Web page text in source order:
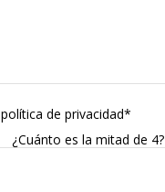
política de privacidad*
¿Cuánto es la mitad de 4?